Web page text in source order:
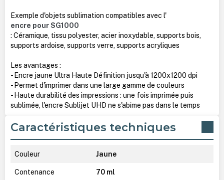
Exemple d'objets sublimation compatibles avec l'
encre pour SG1000
: Céramique, tissu polyester, acier inoxydable, supports bois,
supports ardoise, supports verre, supports acryliques
Les avantages :
- Encre jaune Ultra Haute Définition jusqu'à 1200x1200 dpi
- Permet d'imprimer dans une large gamme de couleurs
- Haute durabilité des impressions : une fois imprimée puis
sublimée, l'encre Sublijet UHD ne s'abîme pas dans le temps
Caractéristiques techniques
Couleur Jaune
Contenance 70 ml